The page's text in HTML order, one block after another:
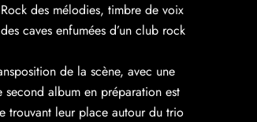
des mélodies, timbre de voix
caves enfumées d’un club rock
de la scène, avec une
album en préparation est
trouvant leur place autour du trio